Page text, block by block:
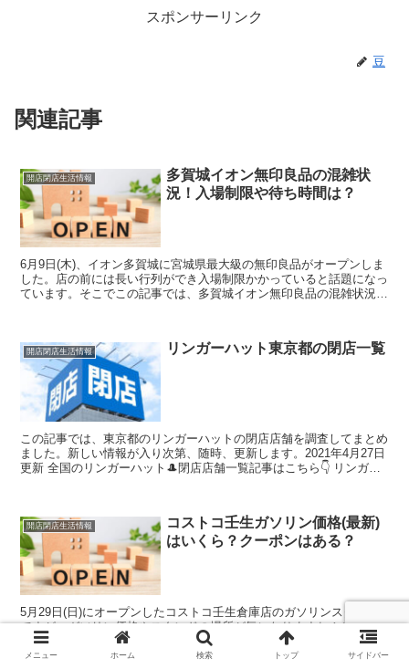
スポンサーリンク
豆
関連記事
開店閉店生活情報
多賀城イオン無印良品の混雑状
況！入場制限や待ち時間は？
6月9日(木)、イオン多賀城に宮城県最大級の無印良品がオープンしま
した。店の前には長い行列ができ入場制限かかっていると話題になっ
ています。そこでこの記事では、多賀城イオン無印良品の混雑状況や
開店閉店生活情報 リンガーハット東京都の閉店一覧
この記事では、東京都のリンガーハットの閉店店舗を調査してまとめ
ました。新しい情報が入り次第、随時、更新します。2021年4月27日
更新 全国のリンガーハット🎩閉店店舗一覧記事はこちら👇 リンガー
開店閉店生活情報
コストコ壬生ガソリン価格(最新)
はいくら？クーポンはある？
5月29日(日)にオープンしたコストコ壬生倉庫店のガソリンスタンド
ですが、ガソリン価格やスタンドの場所が気になりますね！そこでこ
の記事では、コストコ壬生のガソリン価格はいくら？スタンドの場所
はどこ？というテーマで調査しました。
メニュー ホーム 検索 トップ サイドバー